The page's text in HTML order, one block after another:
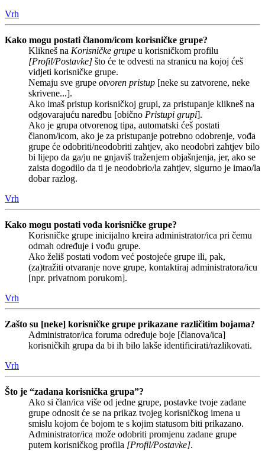
Vrh
Kako mogu postati članom/icom korisničke grupe?
Klikneš na Korisničke grupe u korisničkom profilu
[Profil/Postavke] što će te odvesti na stranicu na kojoj ćeš
vidjeti korisničke grupe.
Nemaju sve grupe otvoren pristup [neke su zatvorene, neke
skrivene...].
Ako imaš pristup korisničkoj grupi, za pristupanje klikneš na
odgovarajuću naredbu [obično Pristupi grupi].
Ako je grupa otvorenog tipa, automatski ćeš postati
članom/icom, ako je za pristupanje potrebno odobrenje, vođa
grupe će odobriti/neodobriti zahtjev, ako neodobri zahtjev bilo
bi lijepo da ga/ju ne gnjaviš traženjem objašnjenja, jer, ako se
zaista dogodilo da ti je neodobrio/la zahtjev, sigurno je imao/la
dobar razlog.
Vrh
Kako mogu postati vođa korisničke grupe?
Korisničke grupe inicijalno kreira administrator/ica pri čemu
odmah određuje i vođu grupe.
Ako želiš postati vođom već postojeće grupe ili, pak,
(za)tražiti otvaranje nove grupe, kontaktiraj administratora/icu
[npr. privatnom porukom].
Vrh
Zašto su [neke] korisničke grupe prikazane različitim bojama?
Administrator/ica foruma određuje boje [članova/ica]
korisničkih grupa da bi ih bilo lakše identificirati/razlikovati.
Vrh
Što je “zadana korisnička grupa”?
Ako si član/ica više od jedne grupe, postavke tvoje zadane
grupe odnosit će se na prikaz tvojeg korisničkog imena u
smislu kojom će bojom te s kojim statusom biti prikazano.
Administrator/ica može odobriti promjenu zadane grupe
putem korisničkog profila [Profil/Postavke].